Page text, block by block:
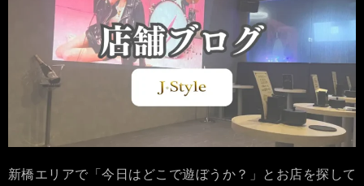
新橋エリアで「今日はどこで遊ぼうか？」とお店を探して